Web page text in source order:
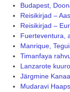
Budapest,
Reisikirjad –
Reisikirjad –
Fuerteventura,
Manrique,
Timanfaya
Lanzarote
Järgmine
Mudaravi